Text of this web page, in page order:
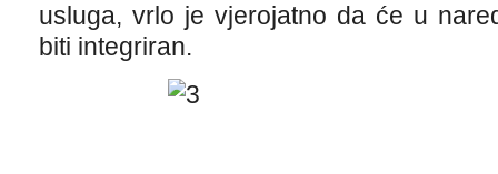
usluga, vrlo je vjerojatno da će u
biti integriran.